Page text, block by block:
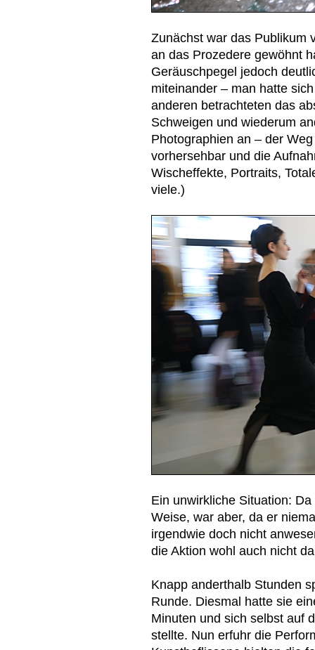
Zunächst war das Publikum
an das Prozedere gewöhnt
Geräuschpegel jedoch
miteinander – man hatte
anderen betrachteten das
Schweigen und wiederum
Photographien an – der
vorhersehbar und die
Wischeffekte, Portraits,
viele.)
Ein unwirkliche Situation:
Weise, war aber, da er
irgendwie doch nicht
die Aktion wohl auch nicht
Knapp anderthalb Stunden
Runde. Diesmal hatte sie
Minuten und sich selbst auf
stellte. Nun erfuhr die